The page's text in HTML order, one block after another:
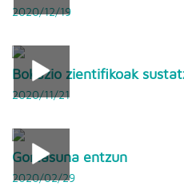
2020/12/19
Bokazio zientifikoak
2020/11/21
Gortasuna entzun
2020/02/29